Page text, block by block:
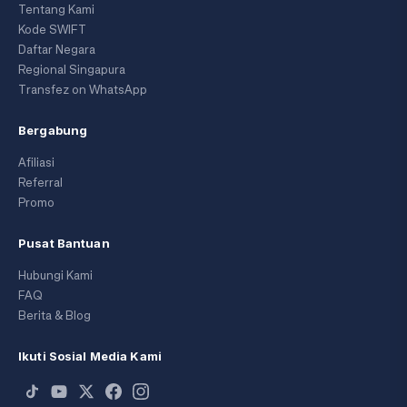
Tentang Kami
Kode SWIFT
Daftar Negara
Regional Singapura
Transfez on WhatsApp
Bergabung
Afiliasi
Referral
Promo
Pusat Bantuan
Hubungi Kami
FAQ
Berita & Blog
Ikuti Sosial Media Kami